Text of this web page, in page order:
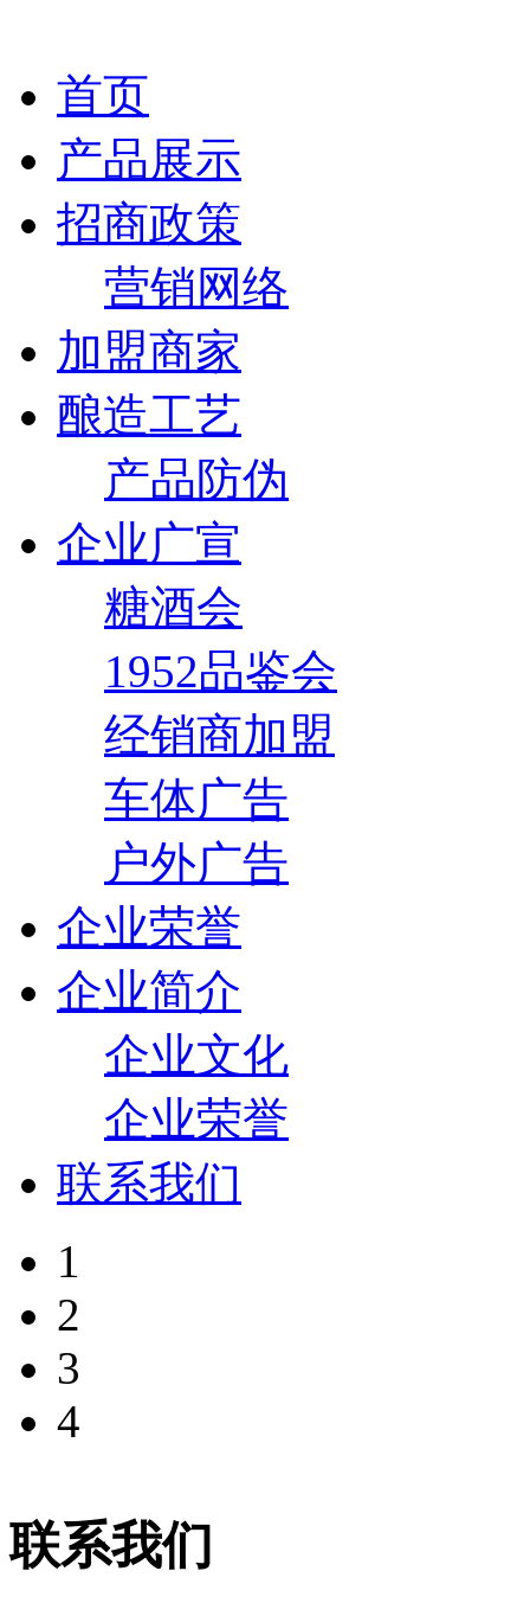
首页
产品展示
招商政策
营销网络
加盟商家
酿造工艺
产品防伪
企业广宣
糖酒会
1952品鉴会
经销商加盟
车体广告
户外广告
企业荣誉
企业简介
企业文化
企业荣誉
联系我们
1
2
3
4
联系我们